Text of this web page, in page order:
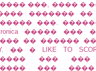
���, ���� �
���� �������
���.
�����
�� ������
�� � LIKE TO
���
���